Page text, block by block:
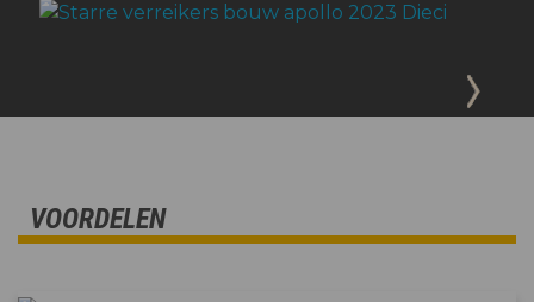
VOORDELEN